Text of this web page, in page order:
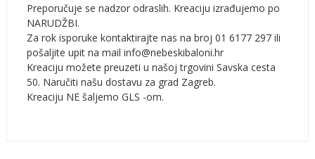
Preporučuje se nadzor odraslih. Kreaciju izrađujemo po
NARUDŽBI.
Za rok isporuke kontaktirajte nas na broj 01 6177 297 ili
pošaljite upit na mail info@nebeskibaloni.hr
Kreaciju možete preuzeti u našoj trgovini Savska cesta
50. Naručiti našu dostavu za grad Zagreb.
Kreaciju NE šaljemo GLS -om.